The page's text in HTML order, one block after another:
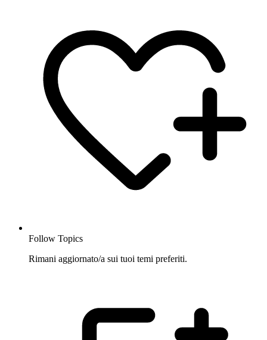
Follow Topics
Rimani aggiornato/a sui tuoi temi preferiti.